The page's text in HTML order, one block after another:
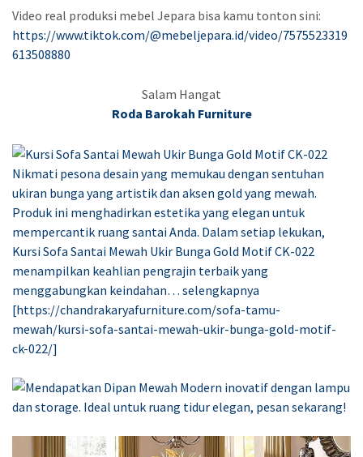
Video real produksi mebel Jepara bisa kamu tonton sini:
https://www.tiktok.com/@mebeljepara.id/video/7575523319
613508880
Salam Hangat
Roda Barokah Furniture